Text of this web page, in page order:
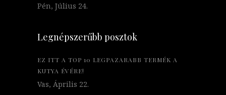
Pén, Július 24.
Legnépszerűbb posztok
EZ ITT A TOP 10 LEGPAZARABB TERMÉK A
KUTYA ÉVÉRE!
Vas, Április 22.